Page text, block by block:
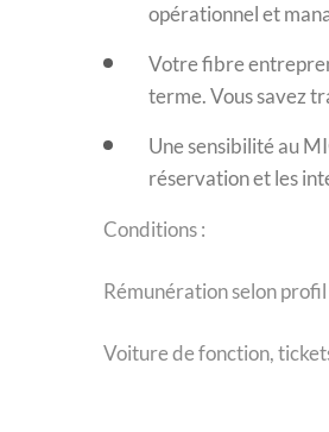
opérationnel et
Votre fibre
terme. Vous savez
Une sensibilité au
réservation et les
Conditions :
Rémunération selon
Voiture de fonction,